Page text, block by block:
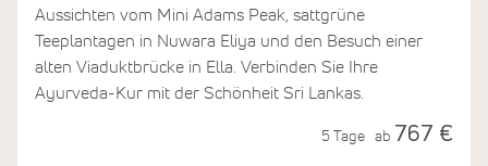
Aussichten vom Mini Adams Peak, sattgrüne
Teeplantagen in Nuwara Eliya und den Besuch einer
alten Viaduktbrücke in Ella. Verbinden Sie Ihre
Ayurveda-Kur mit der Schönheit Sri Lankas.
5 Tage ab 767 €